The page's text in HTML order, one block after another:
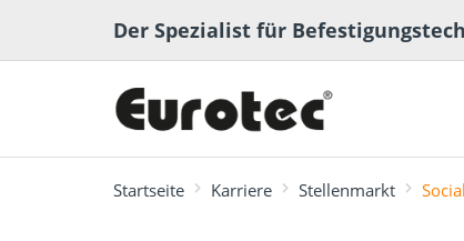
Der Spezialist für
Startseite Karriere Stellenmarkt